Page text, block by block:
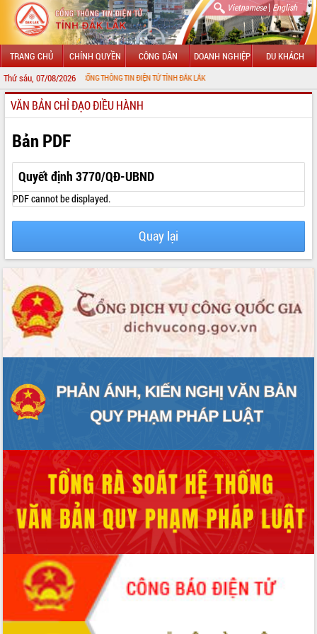
Vietnamese| English
TRANG CHỦ CHÍNH QUYỀN CÔNG DÂN DOANH NGHIỆP DU KHÁCH
Thứ sáu, 07/08/2026
ĐẾN VỚI CỔNG THÔNG TIN ĐIỆN TỬ TỈNH ĐẮK LẮK
GIỚI THIỆU
LÃNH ĐẠO UBND TỈNH
TIN TỨC SỰ KIỆN
SỞ, BAN, NGÀNH
UBND CÁC XÃ, PHƯỜNG
THÔNG TIN CHỈ ĐẠO ĐIỀU HÀNH
VĂN BẢN HĐND TỈNH
ĐIỂM TIN VĂN BẢN
VĂN BẢN CHỈ ĐẠO ĐIỀU HÀNH
Bản PDF
Quyết định 3770/QĐ-UBND
PDF cannot be displayed.
Quay lại